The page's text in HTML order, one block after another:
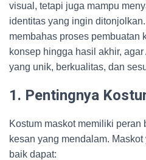
visual, tetapi juga mampu
identitas yang ingin
membahas proses pembuatan
konsep hingga hasil akhir,
yang unik, berkualitas, dan
1. Pentingnya
Kostum maskot memiliki peran
kesan yang mendalam.
baik dapat: